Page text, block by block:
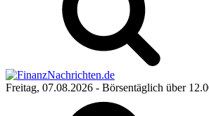
Freitag, 07.08.2026 - Börsentäglich über